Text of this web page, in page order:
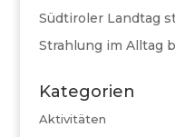
Südtiroler Landtag
Strahlung im Alltag
Kategorien
Aktivitäten